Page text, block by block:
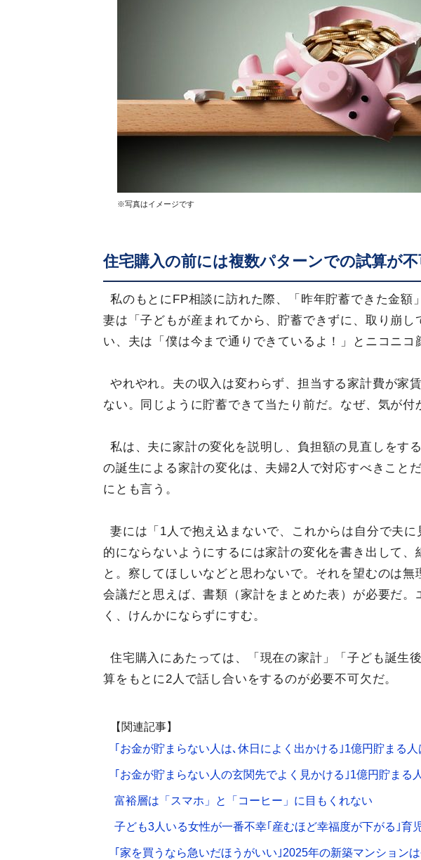
※写真はイメージです
住宅購入の前には複数パターンでの試算が不
私のもとにFP相談に訪れた際、「昨年貯蓄できた金額
妻は「子どもが産まれてから、貯蓄できずに、取り崩
い、夫は「僕は今まで通りできているよ！」とニコニコ
やれやれ。夫の収入は変わらず、担当する家計費が家
ない。同じように貯蓄できて当たり前だ。なぜ、気が付
私は、夫に家計の変化を説明し、負担額の見直しをす
の誕生による家計の変化は、夫婦2人で対応すべきこと
にとも言う。
妻には「1人で抱え込まないで、これからは自分で夫
的にならないようにするには家計の変化を書き出して、
と。察してほしいなどと思わないで。それを望むのは
会議だと思えば、書類（家計をまとめた表）が必要だ
く、けんかにならずにすむ。
住宅購入にあたっては、「現在の家計」「子ども誕生
算をもとに2人で話し合いをするのが必要不可欠だ。
【関連記事】
｢お金が貯まらない人は､休日によく出かける｣1億円貯まる
｢お金が貯まらない人の玄関先でよく見かける｣1億円貯まる
富裕層は「スマホ」と「コーヒー」に目もくれない
子ども3人いる女性が一番不幸｢産むほど幸福度が下がる｣育
｢家を買うなら急いだほうがいい｣2025年の新築マンション